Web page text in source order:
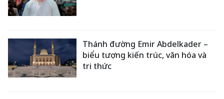
Thánh đường Emir Abdelkader –
biểu tượng kiến trúc, văn hóa và
tri thức